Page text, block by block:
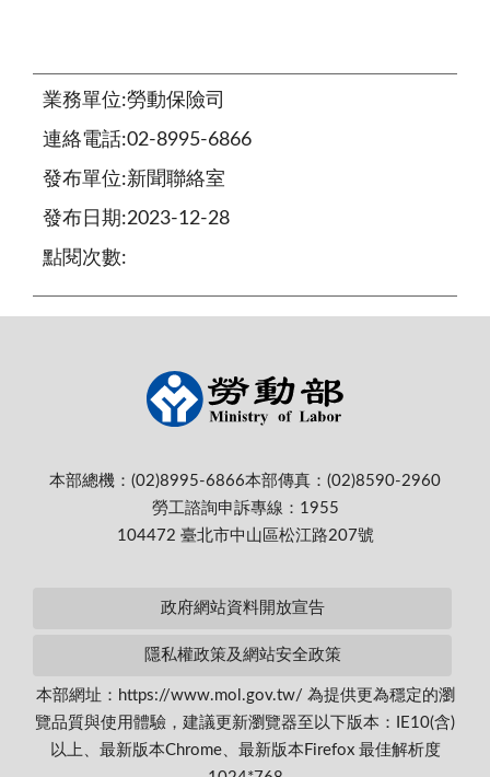
業務單位:勞動保險司
連絡電話:02-8995-6866
發布單位:新聞聯絡室
發布日期:2023-12-28
點閱次數:
本部總機：(02)8995-6866本部傳真：(02)8590-2960
勞工諮詢申訴專線：1955
104472 臺北市中山區松江路207號
政府網站資料開放宣告
隱私權政策及網站安全政策
本部網址：https://www.mol.gov.tw/ 為提供更為穩定的瀏
覽品質與使用體驗，建議更新瀏覽器至以下版本：IE10(含)
以上、最新版本Chrome、最新版本Firefox 最佳解析度